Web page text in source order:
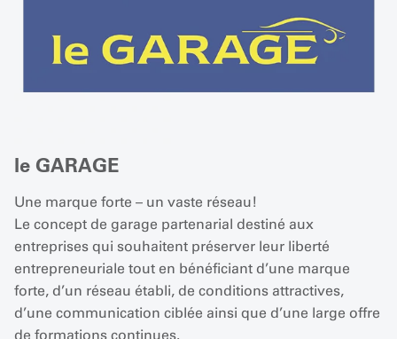
le GARAGE
Une marque forte – un vaste réseau!
Le concept de garage partenarial destiné aux
entreprises qui souhaitent préserver leur liberté
entrepreneuriale tout en bénéficiant d’une marque
forte, d’un réseau établi, de conditions attractives,
d’une communication ciblée ainsi que d’une large offre
de formations continues.